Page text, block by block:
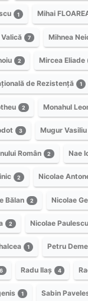
1 Mihai
7 Mihnea
2 Mircea Eliade
de Rezistență 1
2 Monahul
3 Mugur Vasiliu
Român 2 Nae
2 Nicolae
Bălan 2 Nicolae
2 Nicolae Paulescu
1 Petru
Radu Ilaș 4
1 Sabin